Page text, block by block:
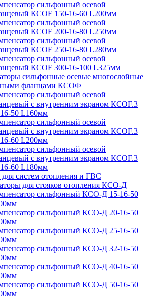
сильфонный осевой
КСОF 150-16-60 L200мм
сильфонный осевой
КСОF 200-16-80 L250мм
сильфонный осевой
КСОF 250-16-80 L280мм
сильфонный осевой
КСОF 300-16-100 L325мм
сильфонные осевые многослойные
фланцами КСОФ
сильфонный осевой
с внутренним экраном КСОF.3
50 L160мм
сильфонный осевой
с внутренним экраном КСОF.3
60 L200мм
сильфонный осевой
с внутренним экраном КСОF.3
60 L180мм
систем отопления и ГВС
для стояков отопления КСО-Д
сильфонный КСО-Д 15-16-50
сильфонный КСО-Д 20-16-50
сильфонный КСО-Д 25-16-50
сильфонный КСО-Д 32-16-50
сильфонный КСО-Д 40-16-50
сильфонный КСО-Д 50-16-50